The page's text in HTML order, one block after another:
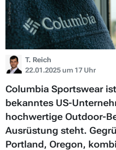
T. Reich
22.01.2025 um 17 Uhr
Columbia Sportswear
bekanntes US-
hochwertige Outdoor-
Ausrüstung steht.
Portland, Oregon,